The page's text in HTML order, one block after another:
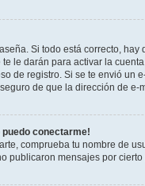
Si todo está correcto,
le darán para activar la
de registro. Si se te envió
de que la dirección de
puedo conectarme!
comprueba tu nombre de
publicaron mensajes por